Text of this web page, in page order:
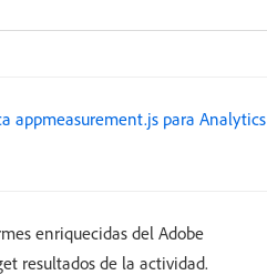
appmeasurement.js para Analytics
enriquecidas del Adobe
resultados de la actividad.